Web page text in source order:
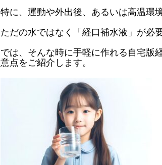
特に、運動や外出後、あるいは高温環
ただの水ではなく「経口補水液」が必
では、そんな時に手軽に作れる自宅版
意点をご紹介します。